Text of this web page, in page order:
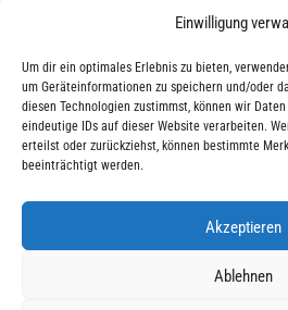
Einwilligung
Um dir ein optimales Erlebnis zu bieten,
um Geräteinformationen zu speichern und/oder
diesen Technologien zustimmst, können wir
eindeutige IDs auf dieser Website verarbeiten.
erteilst oder zurückziehst, können bestimmte
beeinträchtigt werden.
Akzeptieren
Ablehnen
| © 2025